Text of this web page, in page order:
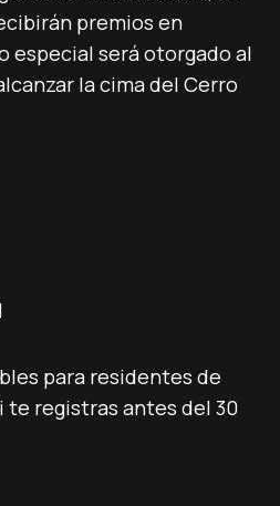
premios en
especial será otorgado al
la cima del Cerro
para residentes de
te registras antes del 30